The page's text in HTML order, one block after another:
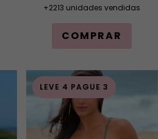
+2213 unidades vendidas
COMPRAR
LEVE 4 PAGUE 3